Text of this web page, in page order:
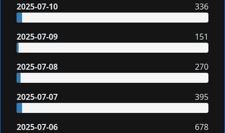
2025-07-10 336
2025-07-09 151
2025-07-08 270
2025-07-07 395
2025-07-06 678